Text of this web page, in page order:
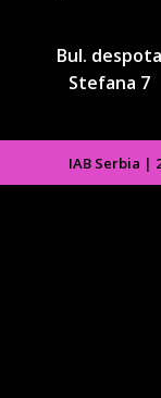
Bul. despota
Stefana 7
IAB Serbia |